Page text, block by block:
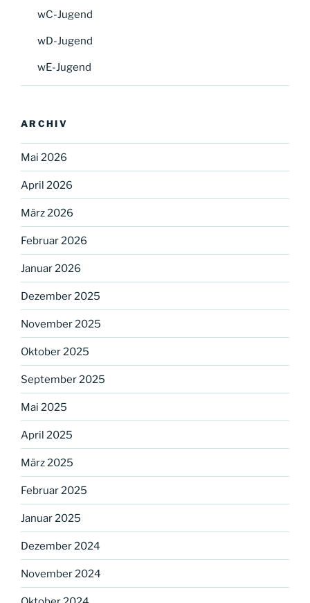
wC-Jugend
wD-Jugend
wE-Jugend
ARCHIV
Mai 2026
April 2026
März 2026
Februar 2026
Januar 2026
Dezember 2025
November 2025
Oktober 2025
September 2025
Mai 2025
April 2025
März 2025
Februar 2025
Januar 2025
Dezember 2024
November 2024